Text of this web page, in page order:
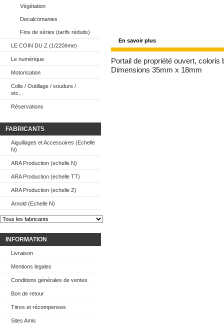
Végétation
Decalcomanies
Fins de séries (tarifs réduits)
LE COIN DU Z (1/220ème)
Le numérique
Motorisation
Colle / Outillage / soudure /
etc...
Réservations
FABRICANTS
Aiguillages et Accessoires (Echelle
N)
ARA Production (echelle N)
ARA Production (echelle TT)
ARA Production (echelle Z)
Arnold (Echelle N)
INFORMATION
Livraison
Mentions legales
Conditions générales de ventes
Bon de retour
Titres et récompenses
Sites Amis
En savoir plus
Portail de propriété ouvert, coloris
Dimensions 35mm x 18mm